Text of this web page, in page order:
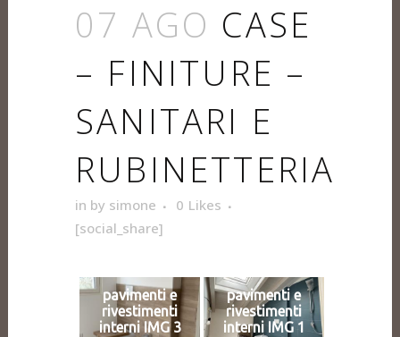
07 AGO CASE
– FINITURE –
SANITARI E
RUBINETTERIA
in by simone 0 Likes
[social_share]
pavimenti e
rivestimenti
interni IMG 3
pavimenti e
rivestimenti
interni IMG 1